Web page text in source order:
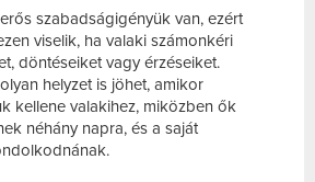
szabadságigényük van, ezért
viselik, ha valaki számonkéri
döntéseiket vagy érzéseiket.
helyzet is jöhet, amikor
kellene valakihez, miközben ők
néhány napra, és a saját